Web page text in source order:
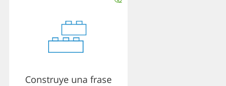
Construye una frase